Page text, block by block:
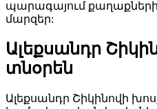
պարագայում
մարզեր:
Ալեքսանդր
տնօրեն
Ալեքսանդր Շիկինովի